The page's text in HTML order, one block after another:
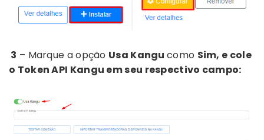
3 – Marque a opção Usa Kangucomo Sim, e cole
o Token API Kangu em seu respectivo campo: